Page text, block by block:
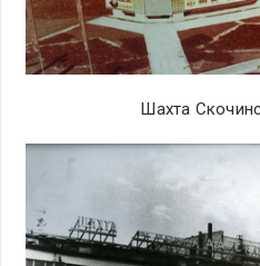
Шахта